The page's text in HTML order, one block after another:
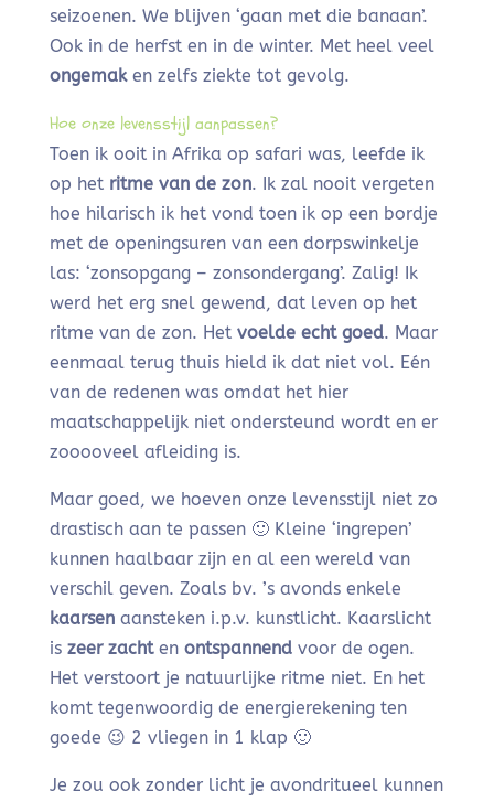
seizoenen. We blijven ‘gaan met die banaan’.
Ook in de herfst en in de winter. Met heel veel
ongemaken zelfs ziekte tot gevolg.
Hoe onze levensstijl aanpassen?
Toen ik ooit in Afrika op safari was, leefde ik
op het ritme van de zon. Ik zal nooit vergeten
hoe hilarisch ik het vond toen ik op een bordje
met de openingsuren van een dorpswinkelje
las: ‘zonsopgang – zonsondergang’. Zalig! Ik
werd het erg snel gewend, dat leven op het
ritme van de zon. Het voelde echt goed. Maar
eenmaal terug thuis hield ik dat niet vol. Eén
van de redenen was omdat het hier
maatschappelijk niet ondersteund wordt en er
zooooveel afleiding is.
Maar goed, we hoeven onze levensstijl niet zo
drastisch aan te passen 🙂 Kleine ‘ingrepen’
kunnen haalbaar zijn en al een wereld van
verschil geven. Zoals bv. ’s avonds enkele
kaarsenaansteken i.p.v. kunstlicht. Kaarslicht
is zeer zachten ontspannendvoor de ogen.
Het verstoort je natuurlijke ritme niet. En het
komt tegenwoordig de energierekening ten
goede 😉 2 vliegen in 1 klap 🙂
Je zou ook zonder licht je avondritueel kunnen